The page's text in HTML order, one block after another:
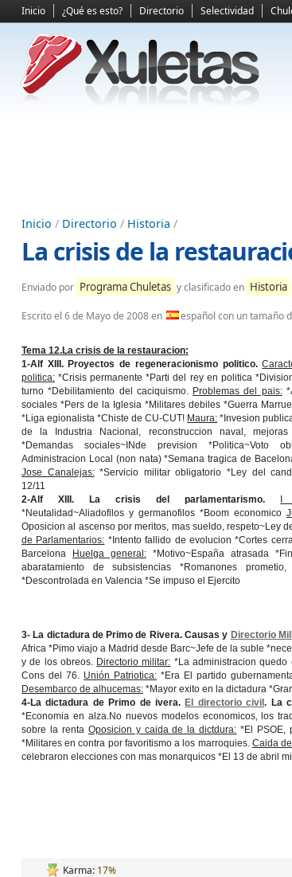
Inicio ¿Qué es esto? Directorio Selectividad
Inicio / Directorio / Historia /
La crisis de la
Enviado por Programa Chuletas y clasificado en Historia
Escrito el 6 de Mayo de 2008en español con un tamaño
Tema 12.La crisis de la restauracion:
1-Alf XIII. Proyectos de regeneracionismo politico.
politica: *Crisis permanente *Parti del rey en politica
turno *Debilitamiento del caciquismo. Problemas del pais:
sociales *Pers de la Iglesia *Militares debiles *Guerra
*Liga egionalista *Chiste de CU-CUT! Maura: *Invesion
de la Industria Nacional, reconstruccion naval,
*Demandas sociales~INde prevision *Politica~Voto
Administracion Local (non nata) *Semana tragica de
Jose Canalejas:*Servicio militar obligatorio *Ley del
12/11
2-Alf XIII. La crisis del parlamentarismo.
I
*Neutalidad~Aliadofilos y germanofilos *Boom economico
Oposicion al ascenso por meritos, mas sueldo, respeto~Ley
de Parlamentarios: *Intento fallido de evolucion *Cortes
Barcelona
Huelga general:*Motivo~España atrasada
abaratamiento de subsistencias *Romanones
*Descontrolada en Valencia *Se impuso el Ejercito
3- La dictadura de Primo de Rivera. Causas y Directorio
Africa *Pimo viajo a Madrid desde Barc~Jefe de la suble
y de los obreos. Directorio militar: *La administracion quedo
Cons del 76. Unión Patriotica: *Era El partido
Desembarco de alhucemas: *Mayor exito en la dictadura
4-La dictadura de Primo de ivera. El directorio civil. La
*Economia en alza.No nuevos modelos economicos, los
sobre la renta Oposicion y caida de la dictdura: *El PSOE,
*Militares en contra por favoritismo a los marroquies. Caida
celebraron elecciones con mas monarquicos *El 13 de abril
Karma: 17%